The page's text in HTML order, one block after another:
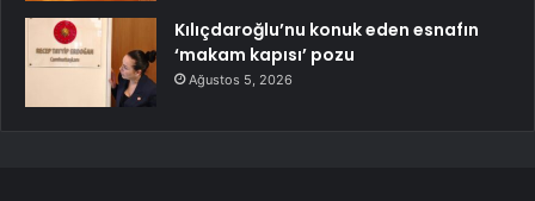
Kılıçdaroğlu’nu konuk eden esnafın
‘makam kapısı’ pozu
Ağustos 5, 2026